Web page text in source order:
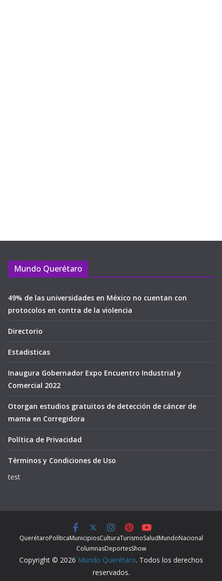
Mundo Querétaro
49% de las universidades en México no cuentan con
protocolos en contra de la violencia
Directorio
Estadisticas
Inaugura Gobernador Expo Encuentro Industrial y
Comercial 2022
Otorgan estudios gratuitos de detección de cáncer de
mama en Corregidora
Política de Privacidad
Términos y Condiciones de Uso
test
QuerétaroPolíticaMunicipiosCulturaTurismoSaludMundoNacional
ColumnasDeportesShow
Copyright © 2026 Mundo Querétaro. Todos los derechos
reservados.